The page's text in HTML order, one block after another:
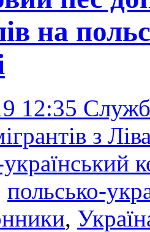
на
12:35
з
польсько-
,